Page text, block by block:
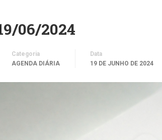
06/2024
Categoria
AGENDA DIÁRIA
Data
19 DE JUNHO DE 2024